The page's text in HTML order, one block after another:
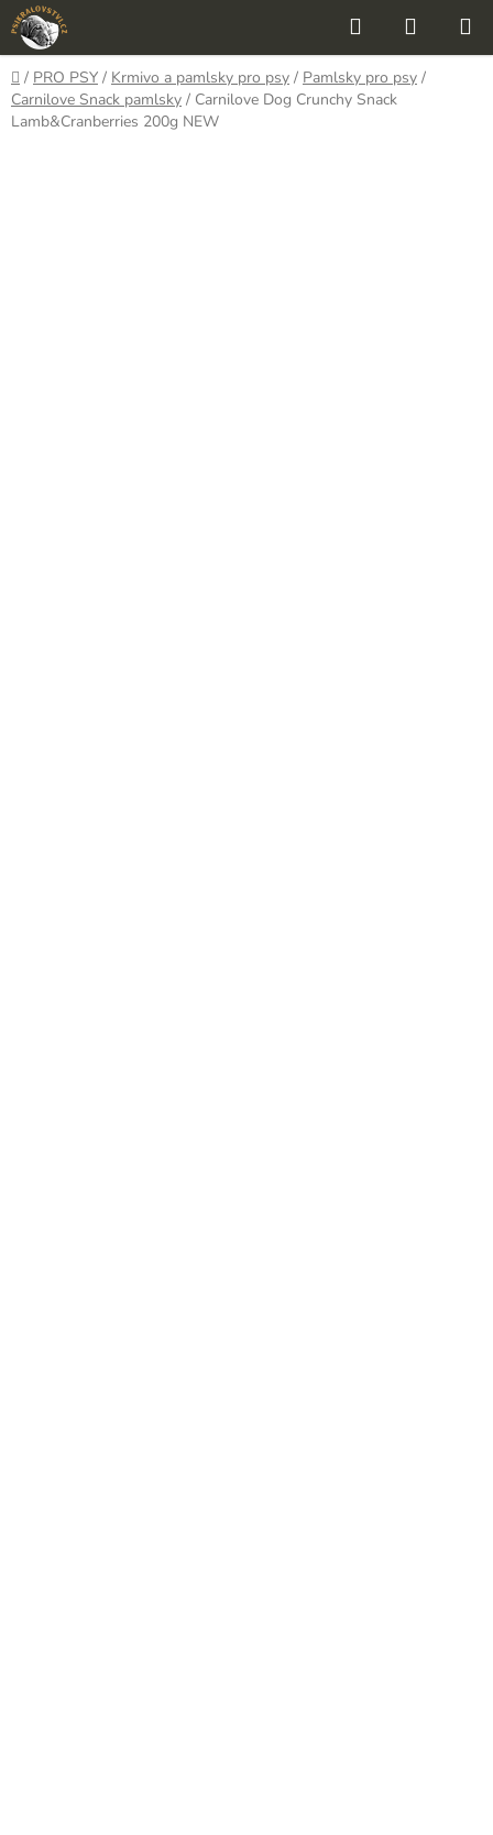
Přejít
na
obsah
Hledat
KOŠÍK
Domů
/ PRO PSY / Krmivo a pamlsky pro psy / Pamlsky pro psy /
Carnilove Snack pamlsky / Carnilove Dog Crunchy Snack
Lamb&Cranberries 200g NEW